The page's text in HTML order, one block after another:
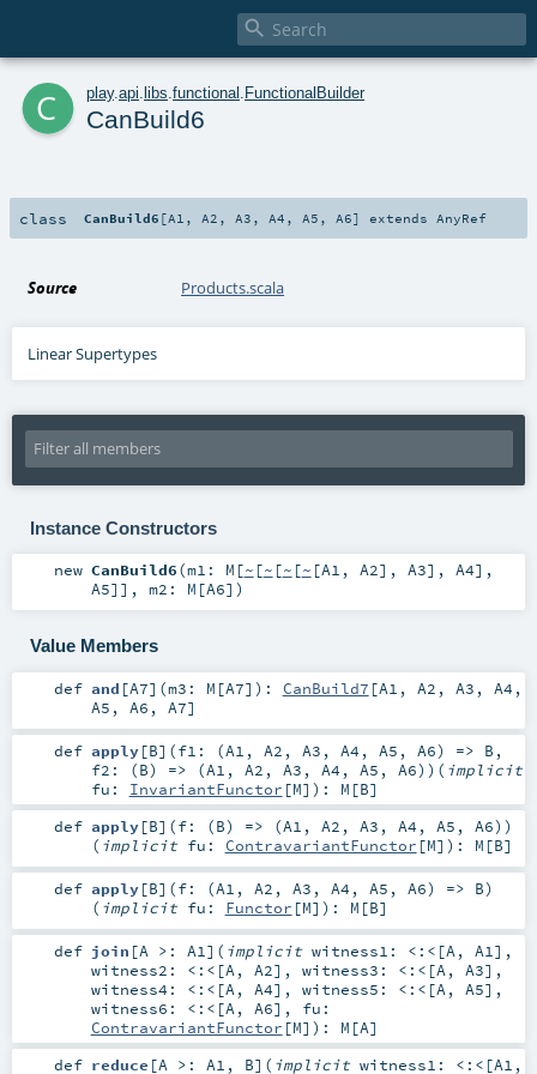

c play. api libs functional FunctionalBuilder
CanBuild6
class CanBuild6 [A1 , A2 , A3 , A4 , A5 , A6] extends AnyRef
Source Products.scala
Linear Supertypes
Instance Constructors
new CanBuild6(m1: M [~ [~ [~ [~ [A1 , A2], A3], A4],
A5]] , m2: M [A6] )
Value Members
def and [A7] (m3: M [A7] ) : CanBuild7 [A1 , A2 , A3 , A4 ,
A5 , A6 , A7]
def apply[B] (f1: (A1 , A2 , A3 , A4 , A5 , A6) => B ,
f2: (B) => (A1 , A2 , A3 , A4 , A5 , A6) ) ( implicit
fu: InvariantFunctor [M] ) : M [B]
def apply[B] (f: (B) => (A1 , A2 , A3 , A4 , A5 , A6) )
( implicit fu: ContravariantFunctor [M] ) : M [B]
def apply[B] (f: (A1 , A2 , A3 , A4 , A5 , A6) => B)
( implicit fu: Functor [M] ) : M [B]
def join [A >: A1 ] ( implicit witness1: <:< [A , A1 ] ,
witness2: <:< [A , A2] , witness3: <:< [A , A3] ,
witness4: <:< [A , A4] , witness5: <:< [A , A5] ,
witness6: <:< [A , A6] , fu:
ContravariantFunctor [M] ) : M [A]
def reduce [A >: A1 , B] ( implicit witness1: <:< [A1 ,